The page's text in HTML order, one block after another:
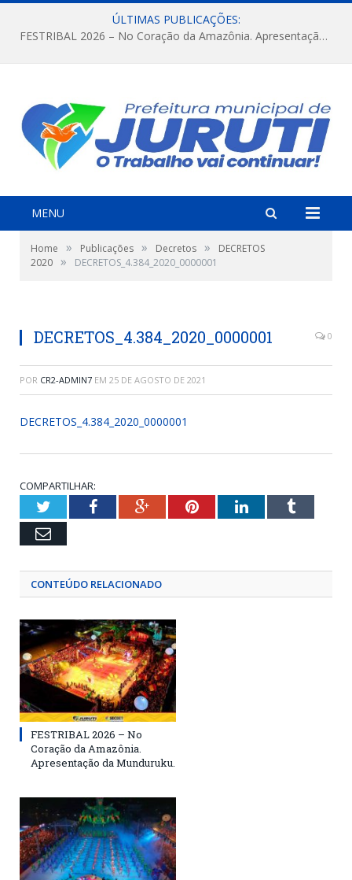
ÚLTIMAS PUBLICAÇÕES:
FESTRIBAL 2026 – No Coração da Amazônia. Apresentação da Munduruku.
MENU
Home » Publicações » Decretos »
DECRETOS
2020 » DECRETOS_4.384_2020_0000001
DECRETOS_4.384_2020_0000001 0
POR CR2-ADMIN7 EM 25 DE AGOSTO DE 2021
DECRETOS_4.384_2020_0000001
COMPARTILHAR:
TwitterFacebookGoogle+PinterestLinkedInTumblr
Email
CONTEÚDO RELACIONADO
FESTRIBAL 2026 – No
Coração da Amazônia.
Apresentação da Munduruku.